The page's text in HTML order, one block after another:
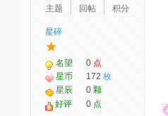
主题
回帖
积分
星碎
名望 0 点
星币
172 枚
星辰
0 颗
好评
0 点